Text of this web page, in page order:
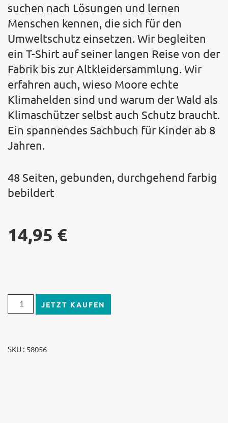
suchen nach Lösungen und lernen
Menschen kennen, die sich für den
Umweltschutz einsetzen. Wir begleiten
ein T-Shirt auf seiner langen Reise von der
Fabrik bis zur Altkleidersammlung. Wir
erfahren auch, wieso Moore echte
Klimahelden sind und warum der Wald als
Klimaschützer selbst auch Schutz braucht.
Ein spannendes Sachbuch für Kinder ab 8
Jahren.
48 Seiten, gebunden, durchgehend farbig
bebildert
14,95 €
JETZT KAUFEN
SKU : 58056